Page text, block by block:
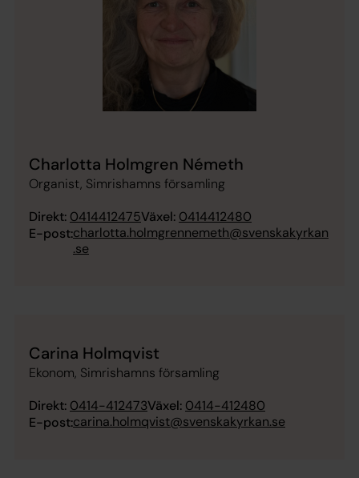
Charlotta Holmgren Németh
Organist, Simrishamns församling
Direkt: 0414412475Växel: 0414412480
E-post:charlotta.holmgrennemeth@svenskakyrkan
.se
Carina Holmqvist
Ekonom, Simrishamns församling
Direkt: 0414-412473Växel: 0414-412480
E-post:carina.holmqvist@svenskakyrkan.se